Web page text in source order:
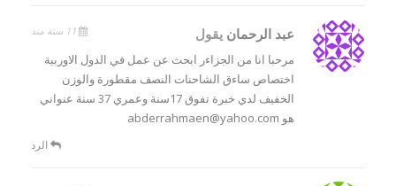
عبد الرحمان يقول
مرحبا انا من الجزاءر ابحث عن عمل في الدول الاوربية
اختصاص ساءق الشاحنات النصف مقطورة والوزن
الخفيف لدي خبرة تفوق 17سنة وعمري 37 سنة عنواني
هو abderrahmaen@yahoo.com
الرد